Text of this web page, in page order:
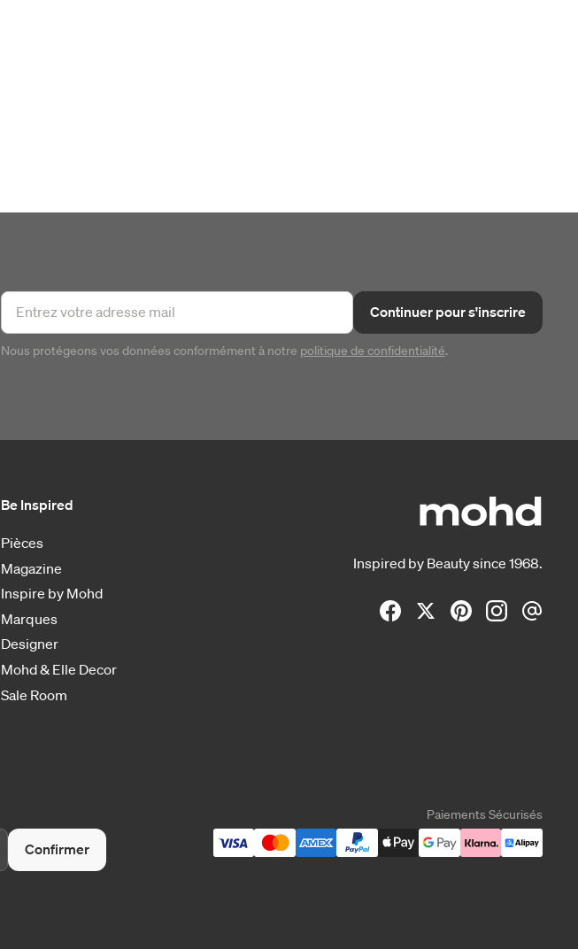
Continuer pour s'inscrire
Nous protégeons vos données conformément à notre politique de confidentialité.
Inspired by Beauty since 1968.
Be Inspired
Pièces
Magazine
Inspire by Mohd
Marques
Designer
Mohd & Elle Decor
Sale Room
Confirmer
Paiements Sécurisés